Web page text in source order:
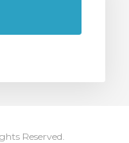
Reserved.